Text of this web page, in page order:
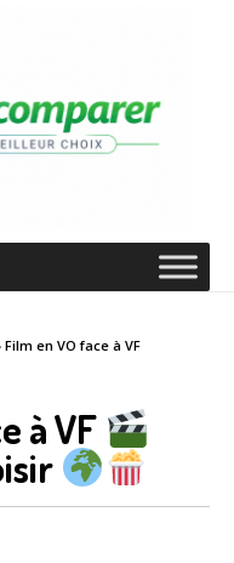
Film en VO face à VF
à VF